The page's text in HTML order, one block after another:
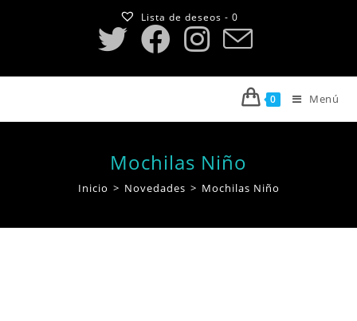
Lista de deseos - 0
0 Menú
Mochilas Niño
Inicio > Novedades > Mochilas Niño